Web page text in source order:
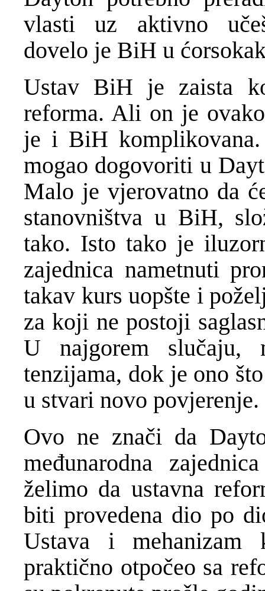
vlasti uz aktivno
dovelo je BiH u
Ustav BiH je zaista
reforma. Ali on je
je i BiH
mogao dogovoriti u
Malo je vjerovatno da
stanovništva u BiH,
tako. Isto tako je
zajednica nametnuti
takav kurs uopšte i
za koji ne postoji
U najgorem
tenzijama, dok je ono
u stvari novo povjerenje.
Ovo ne znači da
međunarodna
želimo da ustavna
biti provedena dio po
Ustava i mehanizam
praktično otpočeo sa